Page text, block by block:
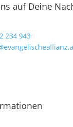
auf Deine
234 943